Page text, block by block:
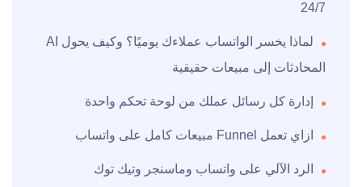
24/7
لماذا يخسر الواتساب عملاءك يوميًا؟ وكيف يحول AI
المحادثات إلى مبيعات حقيقية
إدارة كل رسائل عملك من لوحة تحكم واحدة
ازاي تعمل Funnel مبيعات كامل على واتساب
الرد الآلي على واتساب وماسنجر وتيك توك